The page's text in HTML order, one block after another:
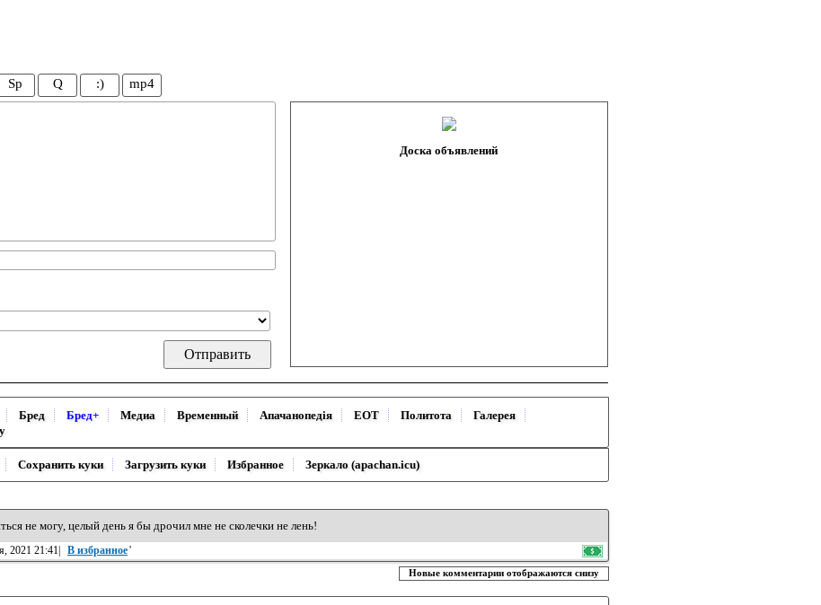
Sp Q :) mp4
Доска объявлений
Бред Бред+ Медиа Временный Апачанопедiя ЕОТ Политота
Галерея
Сохранить куки Загрузить куки Избранное Зеркало (apachan.icu)
не могу, целый день я бы дрочил мне не сколечки не лень!
2021 21:41| В избранное'
Новые комментарии отображаются снизу